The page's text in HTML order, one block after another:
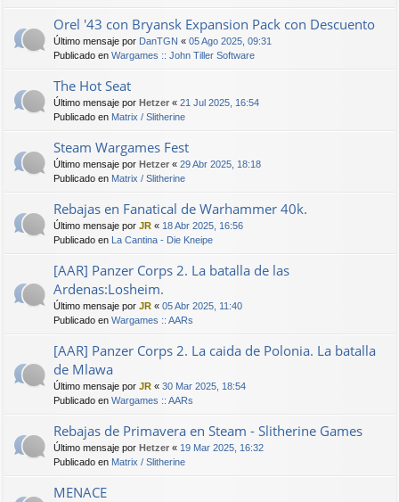
Orel '43 con Bryansk Expansion Pack con Descuento
Último mensaje por DanTGN « 05 Ago 2025, 09:31
Publicado en Wargames :: John Tiller Software
The Hot Seat
Último mensaje por Hetzer « 21 Jul 2025, 16:54
Publicado en Matrix / Slitherine
Steam Wargames Fest
Último mensaje por Hetzer « 29 Abr 2025, 18:18
Publicado en Matrix / Slitherine
Rebajas en Fanatical de Warhammer 40k.
Último mensaje por JR « 18 Abr 2025, 16:56
Publicado en La Cantina - Die Kneipe
[AAR] Panzer Corps 2. La batalla de las
Ardenas:Losheim.
Último mensaje por JR « 05 Abr 2025, 11:40
Publicado en Wargames :: AARs
[AAR] Panzer Corps 2. La caida de Polonia. La batalla
de Mlawa
Último mensaje por JR « 30 Mar 2025, 18:54
Publicado en Wargames :: AARs
Rebajas de Primavera en Steam - Slitherine Games
Último mensaje por Hetzer « 19 Mar 2025, 16:32
Publicado en Matrix / Slitherine
MENACE